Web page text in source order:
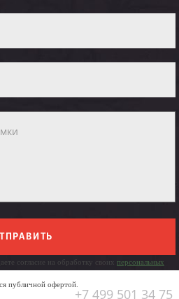
согласие на обработку своих персональных
публичной офертой.
+7 499 501 34 75